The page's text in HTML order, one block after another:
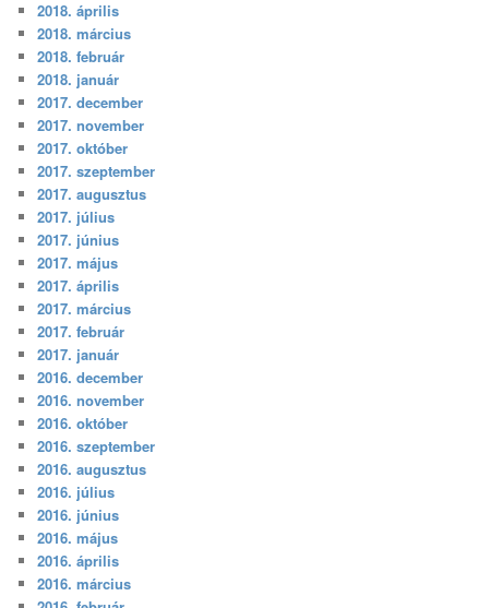
2018. április
2018. március
2018. február
2018. január
2017. december
2017. november
2017. október
2017. szeptember
2017. augusztus
2017. július
2017. június
2017. május
2017. április
2017. március
2017. február
2017. január
2016. december
2016. november
2016. október
2016. szeptember
2016. augusztus
2016. július
2016. június
2016. május
2016. április
2016. március